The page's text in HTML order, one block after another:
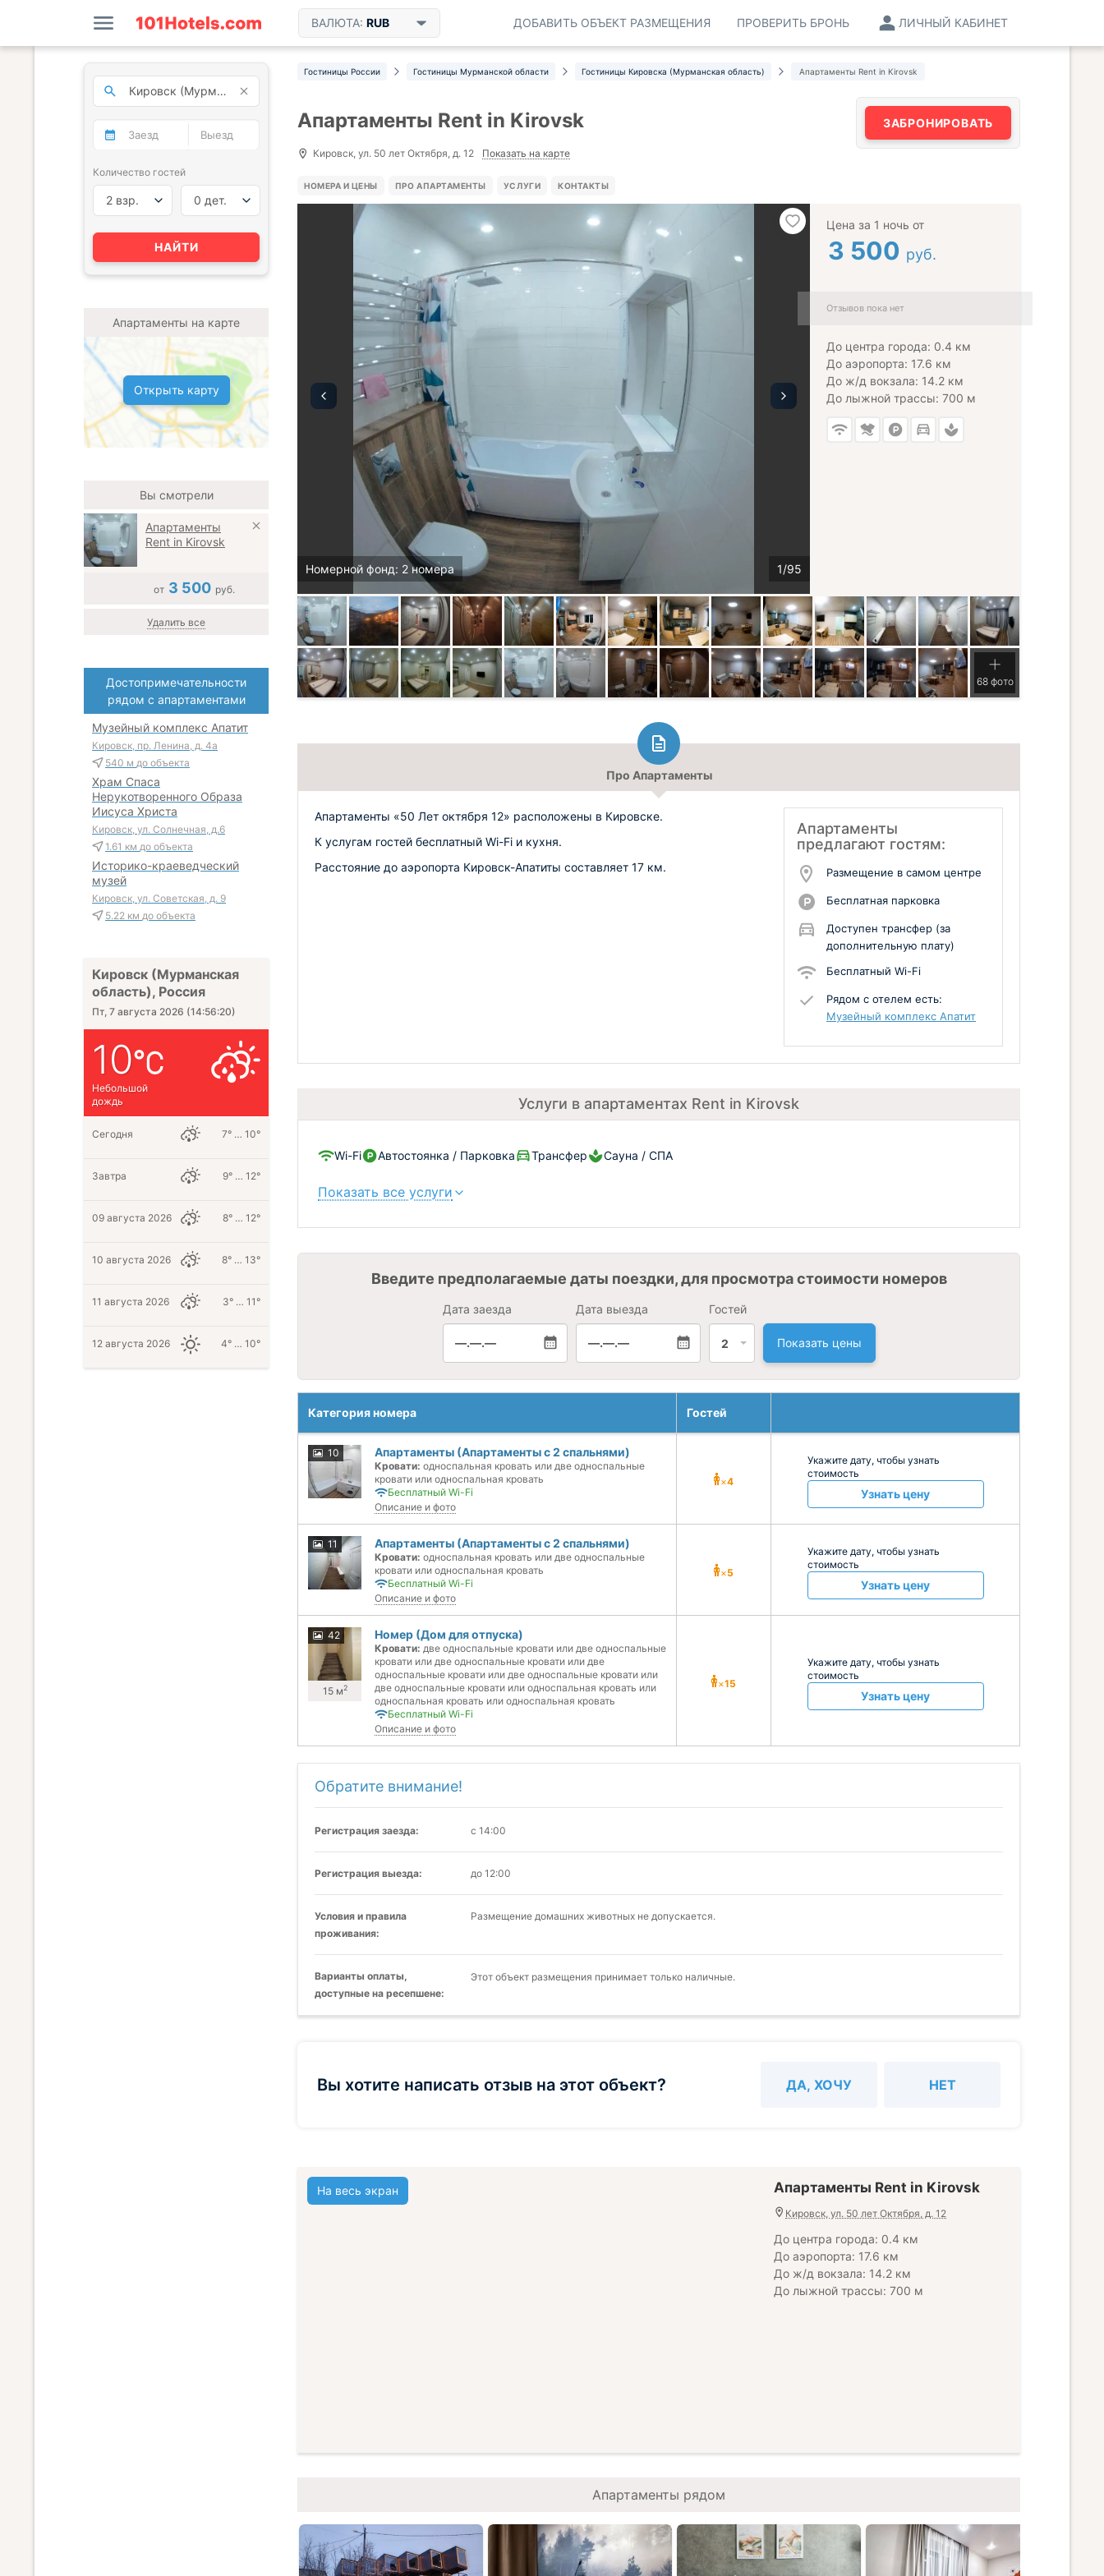
ВАЛЮТА: RUB ЛИЧНЫЙ КАБИНЕТ
ПРОВЕРИТЬ БРОНЬ
ДОБАВИТЬ ОБЪЕКТ РАЗМЕЩЕНИЯ
Гостиницы России Гостиницы Мурманской области Гостиницы Кировска (Мурманская область) Апартаменты Rent in Kirovsk
Апартаменты Rent in Kirovsk
Кировск, ул. 50 лет Октября, д. 12 Показать на карте
ЗАБРОНИРОВАТЬ
НОМЕРА И ЦЕНЫ ПРО АПАРТАМЕНТЫ УСЛУГИ КОНТАКТЫ
Номерной фонд: 2 номера
Цена за 1 ночь от
3 500 руб.
Отзывов пока нет
До центра города: 0.4 км
До аэропорта: 17.6 км
До ж/д вокзала: 14.2 км
До лыжной трассы: 700 м
68 фото
Про Апартаменты
Апартаменты
предлагают гостям:
Размещение в самом центре
Бесплатная парковка
Доступен трансфер (за
дополнительную плату)
Бесплатный Wi-Fi
Рядом с отелем есть:
Музейный комплекс Апатит
Апартаменты «50 Лет октября 12» расположены в Кировске.
К услугам гостей бесплатный Wi-Fi и кухня.
Расстояние до аэропорта Кировск-Апатиты составляет 17 км.
Услуги в апартаментах Rent in Kirovsk
Wi-Fi Автостоянка / Парковка Трансфер Сауна / СПА
Показать все услуги
Введите предполагаемые даты поездки, для просмотра стоимости номеров
Дата заезда
—.—.—
Дата выезда
—.—.—
Гостей
2 Показать цены
Категория номера Гостей
10 Апартаменты (Апартаменты с 2 спальнями)
Кровати: односпальная кровать или две односпальные
кровати или односпальная кровать
Бесплатный Wi-Fi
Описание и фото
×4
Укажите дату, чтобы узнать
стоимость
Узнать цену
11 Апартаменты (Апартаменты с 2 спальнями)
Кровати: односпальная кровать или две односпальные
кровати или односпальная кровать
Бесплатный Wi-Fi
Описание и фото
×5
Укажите дату, чтобы узнать
стоимость
Узнать цену
42
15 м2
Номер (Дом для отпуска)
Кровати: две односпальные кровати или две односпальные
кровати или две односпальные кровати или две
односпальные кровати или две односпальные кровати или
две односпальные кровати или односпальная кровать или
односпальная кровать или односпальная кровать
Бесплатный Wi-Fi
Описание и фото
×15
Укажите дату, чтобы узнать
стоимость
Узнать цену
Обратите внимание!
Регистрация заезда: с 14:00
Регистрация выезда: до 12:00
Условия и правила
проживания:
Размещение домашних животных не допускается.
Варианты оплаты,
доступные на ресепшене:
Этот объект размещения принимает только наличные.
Вы хотите написать отзыв на этот объект? ДА, ХОЧУ НЕТ
На весь экран Апартаменты Rent in Kirovsk
Кировск, ул. 50 лет Октября, д. 12
До центра города: 0.4 км
До аэропорта: 17.6 км
До ж/д вокзала: 14.2 км
До лыжной трассы: 700 м
Апартаменты рядом
Количество гостей
2 взр. 0 дет.
НАЙТИ
Апартаменты на карте
Открыть карту
Вы смотрели
Апартаменты
Rent in Kirovsk
от 3 500 руб.
Удалить все
Достопримечательности
рядом с апартаментами
Музейный комплекс Апатит
Кировск, пр. Ленина, д. 4а
540 м до объекта
Храм Спаса
Нерукотворенного Образа
Иисуса Христа
Кировск, ул. Солнечная, д.6
1.61 км до объекта
Историко-краеведческий
музей
Кировск, ул. Советская, д. 9
5.22 км до объекта
Кировск (Мурманская
область), Россия
Пт, 7 августа 2026 (14:56:21)
10
Небольшой
дождь
Сегодня 7° … 10°
Завтра 9° … 12°
09 августа 2026 8° … 12°
10 августа 2026 8° … 13°
11 августа 2026 3° … 11°
12 августа 2026 4° … 10°